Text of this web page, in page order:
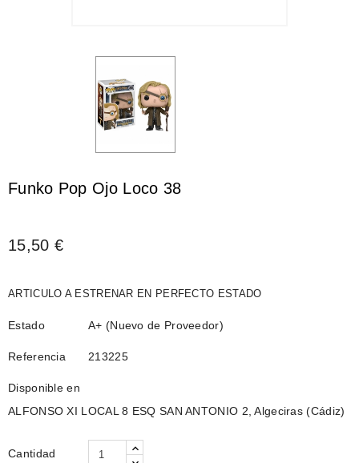
Funko Pop Ojo Loco 38
15,50 €
ARTICULO A ESTRENAR EN PERFECTO ESTADO
Estado A+ (Nuevo de Proveedor)
Referencia 213225
Disponible en
ALFONSO XI LOCAL 8 ESQ SAN ANTONIO 2, Algeciras (Cádiz)
Cantidad